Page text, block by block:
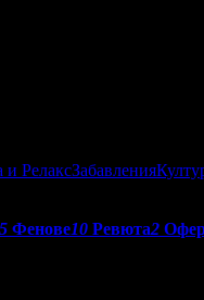
и РелаксЗабавления
Фенове10 Ревюта2